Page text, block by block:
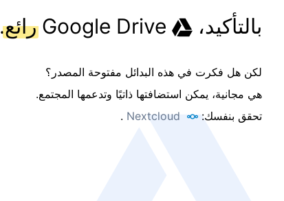
بالتأكيد، رائع.
لكن هل فكرت في هذه البدائل مفتوحة المصدر؟
هي مجانية، يمكن استضافتها ذاتيًا وتدعمها المجتمع.
تحقق بنفسك:
Nextcloud
.